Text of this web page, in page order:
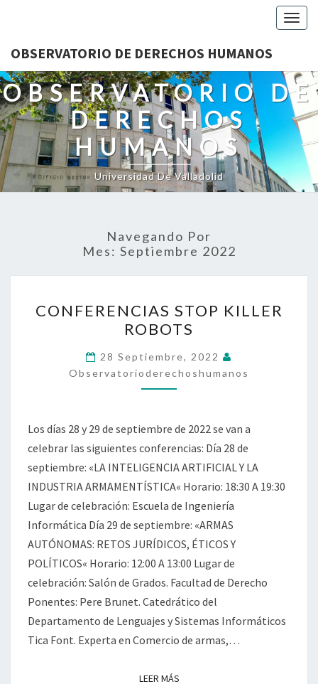
OBSERVATORIO DE DERECHOS HUMANOS
OBSERVATORIO DE
DERECHOS
HUMANOS
Universidad De Valladolid
Navegando Por
Mes: Septiembre 2022
STOP
KILLER
ROBOTS
CONFERENCIAS STOP KILLER
ROBOTS
28 Septiembre, 2022
Observatorioderechoshumanos
Los días 28 y 29 de septiembre de 2022 se van a
celebrar las siguientes conferencias: Día 28 de
septiembre: «LA INTELIGENCIA ARTIFICIAL Y LA
INDUSTRIA ARMAMENTÍSTICA« Horario: 18:30 A 19:30
Lugar de celebración: Escuela de Ingeniería
Informática Día 29 de septiembre: «ARMAS
AUTÓNOMAS: RETOS JURÍDICOS, ÉTICOS Y
POLÍTICOS« Horario: 12:00 A 13:00 Lugar de
celebración: Salón de Grados. Facultad de Derecho
Ponentes: Pere Brunet. Catedrático del
Departamento de Lenguajes y Sistemas Informáticos
Tica Font. Experta en Comercio de armas,…
LEER MÁSLEER MÁS